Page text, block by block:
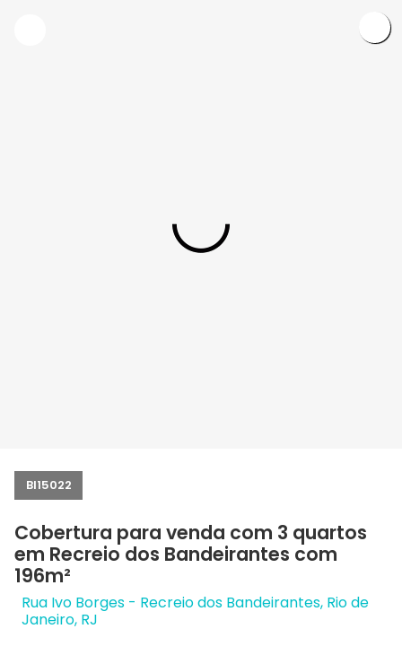
BI15022
Cobertura para venda com 3 quartos
em Recreio dos Bandeirantes com
196m²
Rua Ivo Borges - Recreio dos Bandeirantes, Rio de
Janeiro, RJ